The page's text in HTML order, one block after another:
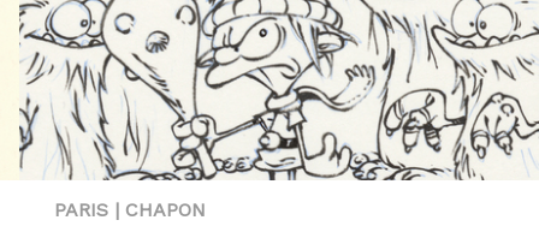
PARIS | CHAPON